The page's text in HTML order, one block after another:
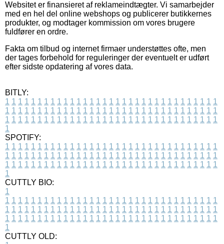
Websitet er finansieret af reklameindtægter. Vi samarbejder
med en hel del online webshops og publicerer butikkernes
produkter, og modtager kommission om vores brugere
fuldfører en ordre.
Fakta om tilbud og internet firmaer understøttes ofte, men
der tages forbehold for reguleringer der eventuelt er udført
efter sidste opdatering af vores data.
BITLY:
1 1 1 1 1 1 1 1 1 1 1 1 1 1 1 1 1 1 1 1 1 1 1 1 1 1 1 1 1 1 1 1 1
1 1 1 1 1 1 1 1 1 1 1 1 1 1 1 1 1 1 1 1 1 1 1 1 1 1 1 1 1 1 1 1 1
1 1 1 1 1 1 1 1 1 1 1 1 1 1 1 1 1 1 1 1 1 1 1 1 1 1 1 1 1 1 1 1 1
1
SPOTIFY:
1 1 1 1 1 1 1 1 1 1 1 1 1 1 1 1 1 1 1 1 1 1 1 1 1 1 1 1 1 1 1 1 1
1 1 1 1 1 1 1 1 1 1 1 1 1 1 1 1 1 1 1 1 1 1 1 1 1 1 1 1 1 1 1 1 1
1 1 1 1 1 1 1 1 1 1 1 1 1 1 1 1 1 1 1 1 1 1 1 1 1 1 1 1 1 1 1 1 1
1
CUTTLY BIO:
1
1 1 1 1 1 1 1 1 1 1 1 1 1 1 1 1 1 1 1 1 1 1 1 1 1 1 1 1 1 1 1 1 1
1 1 1 1 1 1 1 1 1 1 1 1 1 1 1 1 1 1 1 1 1 1 1 1 1 1 1 1 1 1 1 1 1
1 1 1 1 1 1 1 1 1 1 1 1 1 1 1 1 1 1 1 1 1 1 1 1 1 1 1 1 1 1 1 1 1
1
CUTTLY OLD: